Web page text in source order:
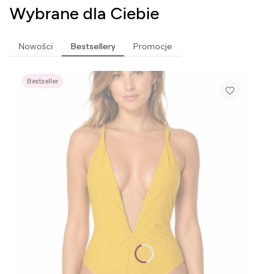
Wybrane dla Ciebie
Nowości Bestsellery Promocje
Bestseller